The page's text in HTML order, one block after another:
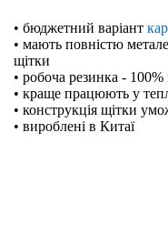
• бюджетний варіант
• мають повністю
щітки
• робоча резинка -
• краще працюють у
• конструкція щітки
• вироблені в Китаї